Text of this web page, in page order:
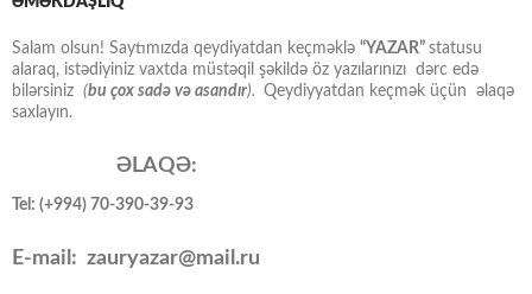
Salam olsun! Saytımızda qeydiyatdan keçməklə “YAZAR” statusu
alaraq, istədiyiniz vaxtda müstəqil şəkildə öz yazılarınızı dərc edə
bilərsiniz (bu çox sadə və asandır). Qeydiyyatdan keçmək üçün əlaqə
saxlayın.
ƏLAQƏ:
Tel: (+994) 70-390-39-93
E-mail: zauryazar@mail.ru